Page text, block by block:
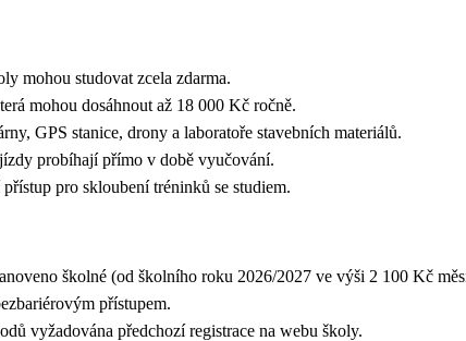
mohou studovat zcela zdarma.
mohou dosáhnout až 18 000 Kč ročně.
GPS stanice, drony a laboratoře stavebních materiálů.
probíhají přímo v době vyučování.
pro skloubení tréninků se studiem.
školné (od školního roku 2026/2027 ve výši 2 100 Kč
přístupem.
vyžadována předchozí registrace na webu školy.